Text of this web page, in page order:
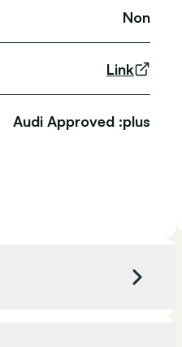
Non
Link
Audi Approved :plus